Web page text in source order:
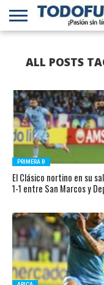
B
CHILENA
EN EL
MUNDO
INTERNACIONAL
ALL POSTS
PRIMERA B
El Clásico nortino en su
1-1 entre San Marcos y